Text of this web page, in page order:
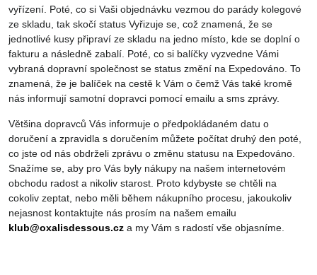
vyřízení. Poté, co si Vaši objednávku vezmou do parády kolegové
ze skladu, tak skočí status Vyřizuje se, což znamená, že se
jednotlivé kusy připraví ze skladu na jedno místo, kde se doplní o
fakturu a následně zabalí. Poté, co si balíčky vyzvedne Vámi
vybraná dopravní společnost se status změní na Expedováno. To
znamená, že je balíček na cestě k Vám o čemž Vás také kromě
nás informují samotní dopravci pomocí emailu a sms zprávy.
Většina dopravců Vás informuje o předpokládaném datu o
doručení a zpravidla s doručením můžete počítat druhý den poté,
co jste od nás obdrželi zprávu o změnu statusu na Expedováno.
Snažíme se, aby pro Vás byly nákupy na našem internetovém
obchodu radost a nikoliv starost. Proto kdybyste se chtěli na
cokoliv zeptat, nebo měli během nákupního procesu, jakoukoliv
nejasnost kontaktujte nás prosím na našem emailu
klub@oxalisdessous.cz a my Vám s radostí vše objasníme.